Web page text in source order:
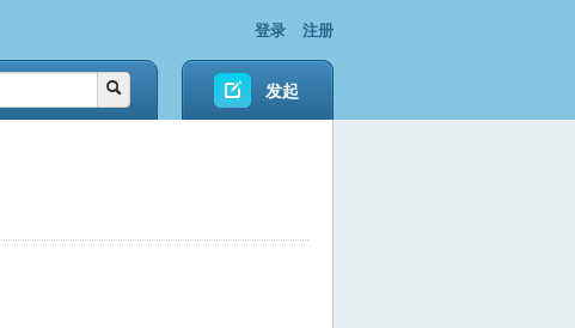
登录 注册
发起